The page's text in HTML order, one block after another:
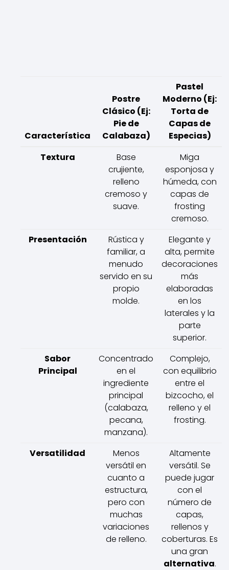
Característica
Postre
Clásico (Ej:
Pie de
Calabaza)
Pastel
Moderno (Ej:
Torta de
Capas de
Especias)
Textura
Base
crujiente,
relleno
cremoso y
suave.
Miga
esponjosa y
húmeda, con
capas de
frosting
cremoso.
Presentación
Rústica y
familiar, a
menudo
servido en su
propio
molde.
Elegante y
alta, permite
decoraciones
más
elaboradas
en los
laterales y la
parte
superior.
Sabor
Principal
Concentrado
en el
ingrediente
principal
(calabaza,
pecana,
manzana).
Complejo,
con equilibrio
entre el
bizcocho, el
relleno y el
frosting.
Versatilidad
Menos
versátil en
cuanto a
estructura,
pero con
muchas
variaciones
de relleno.
Altamente
versátil. Se
puede jugar
con el
número de
capas,
rellenos y
coberturas. Es
una gran
alternativa.